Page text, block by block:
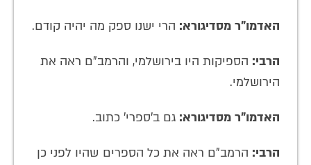
האדמו"ר מסדיגורא: הרי ישנו ספק מה יהיה קודם.
הרבי: הספיקות היו בירושלמי, והרמב"ם ראה את
הירושלמי.
האדמו"ר מסדיגורא: גם ב'ספרי' כתוב.
הרבי: הרמב"ם ראה את כל הספרים שהיו לפני כן